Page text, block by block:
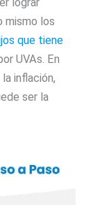
mismo los
que tiene
UVAs. En
inflación,
ser la